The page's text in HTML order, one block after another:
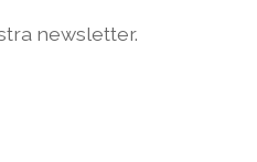
newsletter.